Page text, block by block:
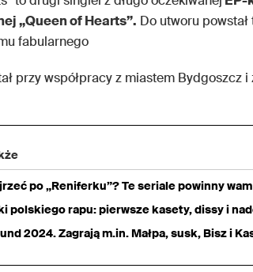
„Queen of Hearts”. Do utworu
fabularnego
przy współpracy z miastem Bydgoszcz
po „Reniferku”? Te seriale powinny
polskiego rapu: pierwsze kasety, dissy i
2024. Zagrają m.in. Małpa, susk, Bisz i